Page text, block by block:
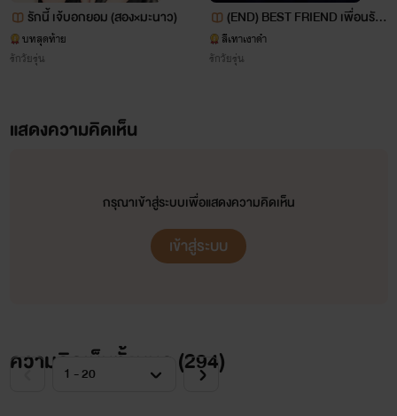
📮 Achirahh page
รักนี้ เจ้บอกยอม (สอง×มะนาว)
บทสุดท้าย
รักวัยรุ่น
(END)​ BEST FRIEND เพื่อนรัก
NC++
สีเทาเงาดำ
รักวัยรุ่น
แสดงความคิดเห็น
กรุณาเข้าสู่ระบบเพื่อแสดงความคิดเห็น
เข้าสู่ระบบ
ความคิดเห็นทั้งหมด (294)